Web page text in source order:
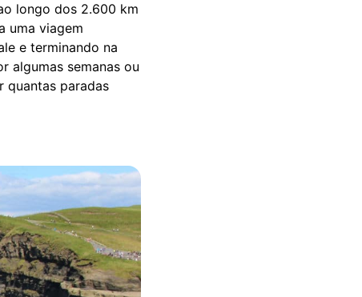
longo dos 2.600 km
uma viagem
e terminando na
algumas semanas ou
quantas paradas